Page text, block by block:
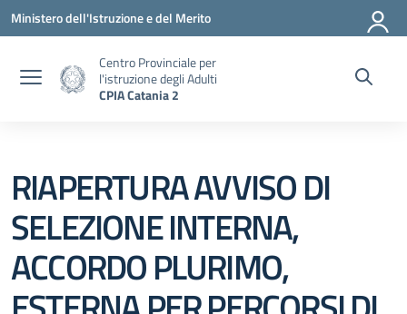
Vai ai contenuti
Vai al menu di navigazione
Vai al footer
Ministero dell'Istruzione e del Merito
Centro Provinciale per
l'istruzione degli Adulti
CPIA Catania 2
RIAPERTURA AVVISO DI
SELEZIONE INTERNA,
ACCORDO PLURIMO,